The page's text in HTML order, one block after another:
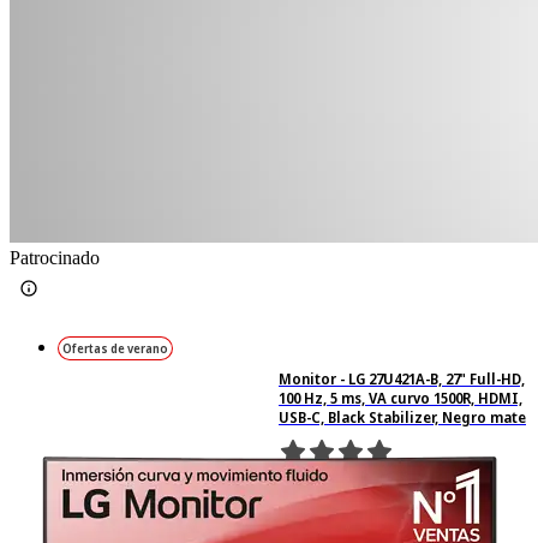
Patrocinado
Ofertas de verano
Monitor - LG 27U421A-B, 27" Full-HD,
100 Hz, 5 ms, VA curvo 1500R, HDMI,
USB-C, Black Stabilizer, Negro mate